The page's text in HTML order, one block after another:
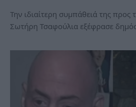
Την ιδιαίτερη συμπάθειά της
Σωτήρη Τσαφούλια εξέφρασε